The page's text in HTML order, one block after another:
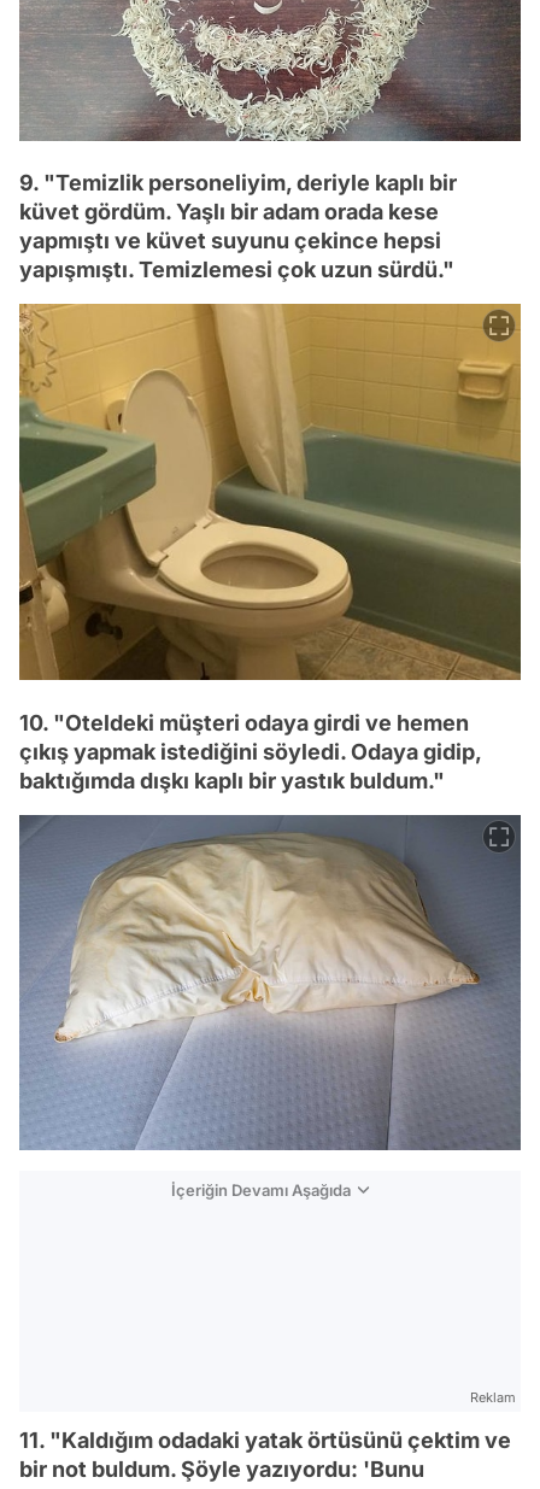
9. "Temizlik personeliyim, deriyle kaplı bir
küvet gördüm. Yaşlı bir adam orada kese
yapmıştı ve küvet suyunu çekince hepsi
yapışmıştı. Temizlemesi çok uzun sürdü."
10. "Oteldeki müşteri odaya girdi ve hemen
çıkış yapmak istediğini söyledi. Odaya gidip,
baktığımda dışkı kaplı bir yastık buldum."
İçeriğin Devamı Aşağıda
Reklam
11. "Kaldığım odadaki yatak örtüsünü çektim ve
bir not buldum. Şöyle yazıyordu: 'Bunu